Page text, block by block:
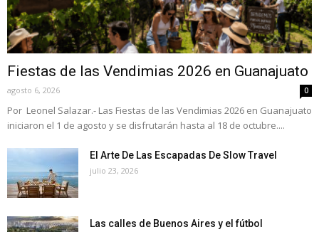
Fiestas de las Vendimias 2026 en Guanajuato
agosto 6, 2026 0
Por Leonel Salazar.- Las Fiestas de las Vendimias 2026 en Guanajuato
iniciaron el 1 de agosto y se disfrutarán hasta al 18 de octubre....
El Arte De Las Escapadas De Slow Travel
julio 23, 2026
Las calles de Buenos Aires y el fútbol